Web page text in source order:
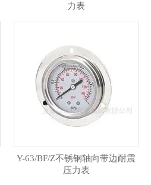
力表
Y-63/BF/Z不锈钢轴向带边耐震
压力表